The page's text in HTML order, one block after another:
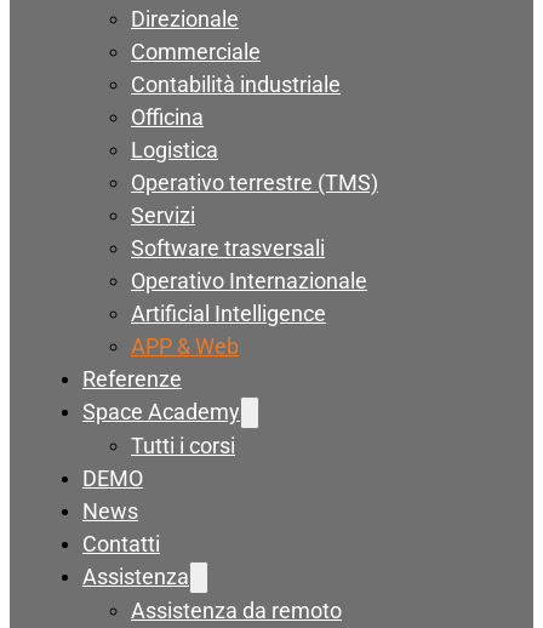
Direzionale
Commerciale
Contabilità industriale
Officina
Logistica
Operativo terrestre (TMS)
Servizi
Software trasversali
Operativo Internazionale
Artificial Intelligence
APP & Web
Referenze
Space Academy
Tutti i corsi
DEMO
News
Contatti
Assistenza
Assistenza da remoto